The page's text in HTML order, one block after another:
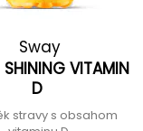
Sway
VITAMIN
D
stravy s obsahom